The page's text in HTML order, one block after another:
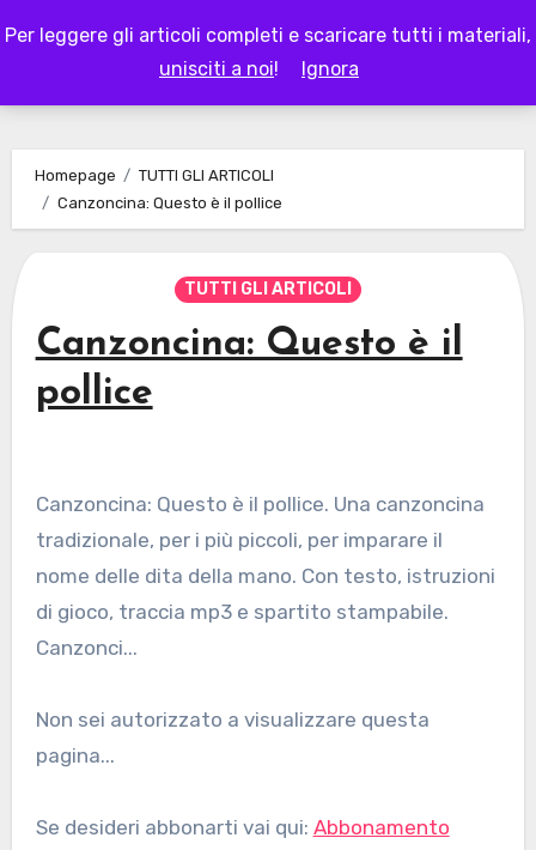
Per leggere gli articoli completi e scaricare tutti i materiali,
unisciti a noi! Ignora
to
LAPAPPADOLCE
Homepage
TUTTI GLI ARTICOLI
Canzoncina: Questo è il pollice
TUTTI GLI ARTICOLI
Canzoncina: Questo è il
pollice
Canzoncina: Questo è il pollice. Una canzoncina
tradizionale, per i più piccoli, per imparare il
nome delle dita della mano. Con testo, istruzioni
di gioco, traccia mp3 e spartito stampabile.
Canzonci...
Non sei autorizzato a visualizzare questa
pagina...
Se desideri abbonarti vai qui: Abbonamento